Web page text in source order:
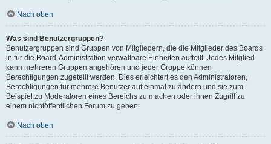
Nach oben
Was sind Benutzergruppen?
Benutzergruppen sind Gruppen von Mitgliedern, die die Mitglieder des Boards
in für die Board-Administration verwaltbare Einheiten aufteilt. Jedes Mitglied
kann mehreren Gruppen angehören und jeder Gruppe können
Berechtigungen zugeteilt werden. Dies erleichtert es den Administratoren,
Berechtigungen für mehrere Benutzer auf einmal zu ändern und sie zum
Beispiel zu Moderatoren eines Bereichs zu machen oder ihnen Zugriff zu
einem nichtöffentlichen Forum zu geben.
Nach oben